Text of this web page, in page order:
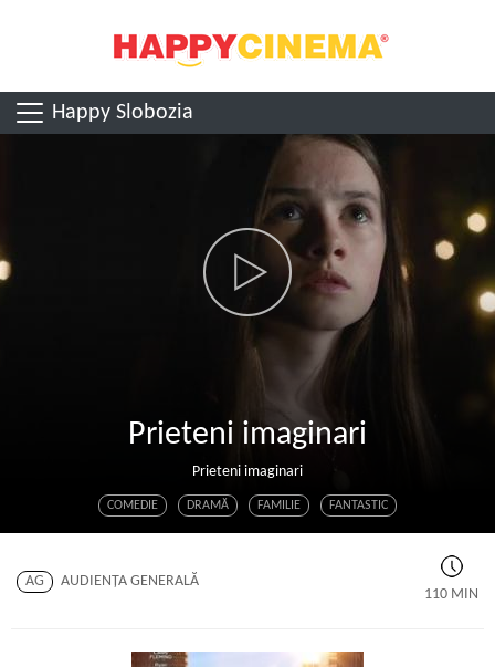
Happy Slobozia
Prieteni imaginari
Prieteni imaginari
COMEDIE DRAMĂ FAMILIE FANTASTIC
AG
AUDIENŢA GENERALĂ
110 MIN